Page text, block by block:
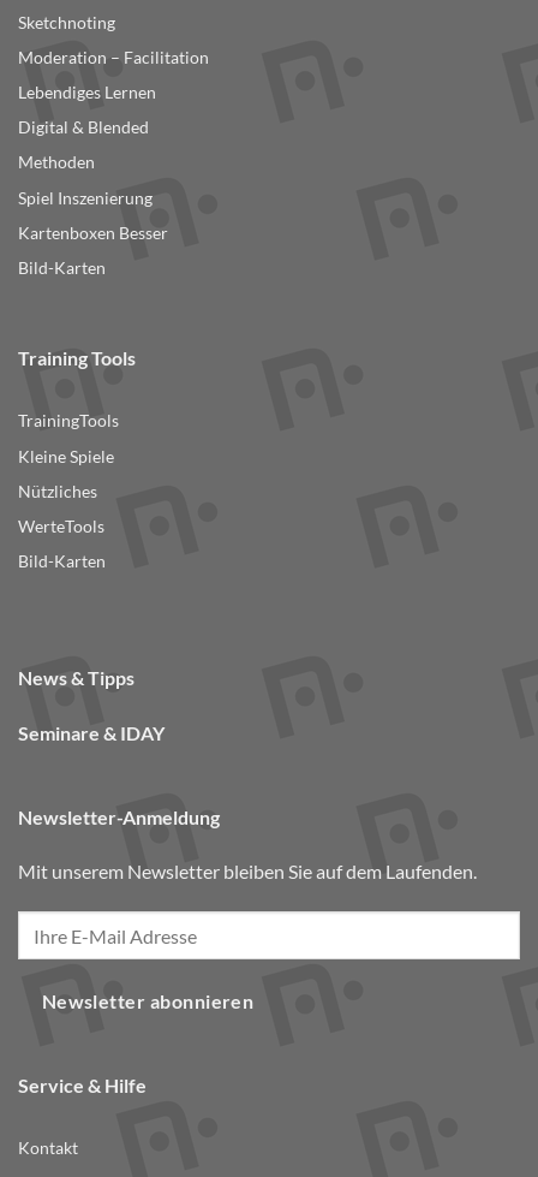
Sketchnoting
Moderation – Facilitation
Lebendiges Lernen
Digital & Blended
Methoden
Spiel Inszenierung
Kartenboxen Besser
Bild-Karten
Training Tools
TrainingTools
Kleine Spiele
Nützliches
WerteTools
Bild-Karten
News & Tipps
Seminare & IDAY
Newsletter-Anmeldung
Mit unserem Newsletter bleiben Sie auf dem Laufenden.
Newsletter abonnieren
Service & Hilfe
Kontakt